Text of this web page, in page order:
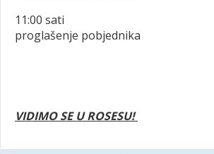
11:00 sati
proglašenje pobjednika
VIDIMO SE U ROSESU!